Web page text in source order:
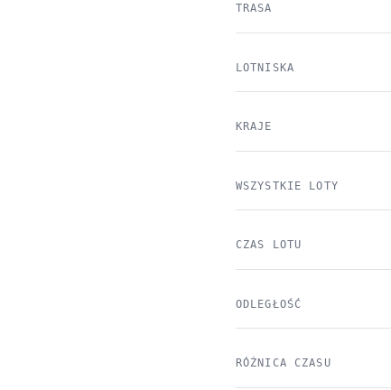
TRASA
LOTNISKA
KRAJE
WSZYSTKIE LOTY
CZAS LOTU
ODLEGŁOŚĆ
RÓŻNICA CZASU